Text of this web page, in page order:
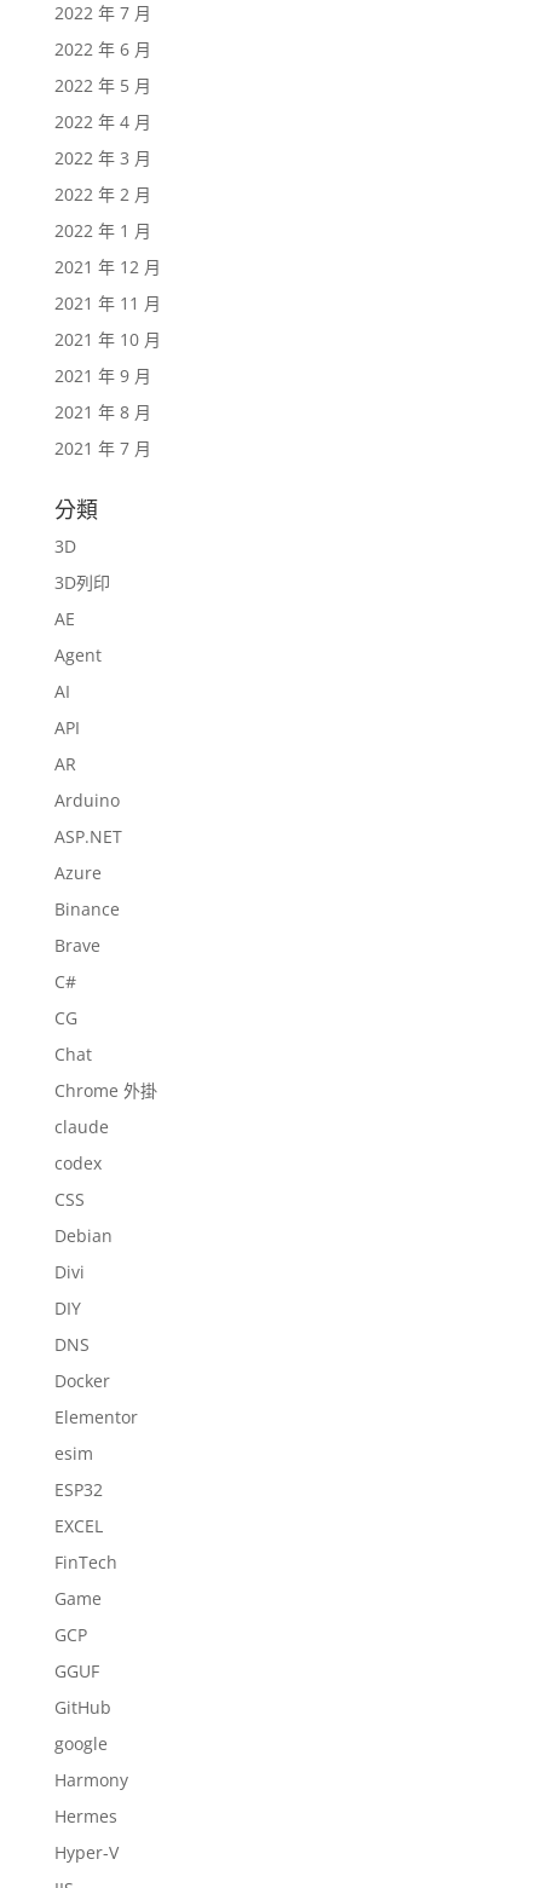
2022 年 7 月
2022 年 6 月
2022 年 5 月
2022 年 4 月
2022 年 3 月
2022 年 2 月
2022 年 1 月
2021 年 12 月
2021 年 11 月
2021 年 10 月
2021 年 9 月
2021 年 8 月
2021 年 7 月
分類
3D
3D列印
AE
Agent
AI
API
AR
Arduino
ASP.NET
Azure
Binance
Brave
C#
CG
Chat
Chrome 外掛
claude
codex
CSS
Debian
Divi
DIY
DNS
Docker
Elementor
esim
ESP32
EXCEL
FinTech
Game
GCP
GGUF
GitHub
google
Harmony
Hermes
Hyper-V